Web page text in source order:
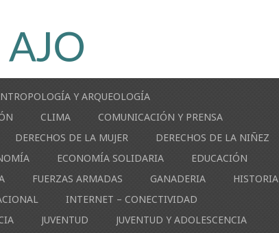
Y ARQUEOLOGÍA
CLIMA
COMUNICACIÓN Y PRENSA
DERECHOS DE LA MUJER
DERECHOS DE LA NIÑEZ
ECONOMÍA SOLIDARIA
EDUCACIÓN
FUERZAS ARMADAS GANADERIA
HISTORIA
INTERNET – CONECTIVIDAD
JUVENTUD
JUVENTUD Y ADOLESCENCIA